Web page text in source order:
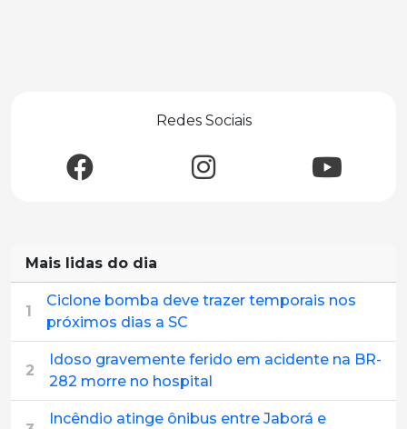
Redes Sociais
Mais lidas do dia
1
Ciclone bomba deve trazer temporais nos
próximos dias a SC
2
Idoso gravemente ferido em acidente na BR-
282 morre no hospital
Incêndio atinge ônibus entre Jaborá e